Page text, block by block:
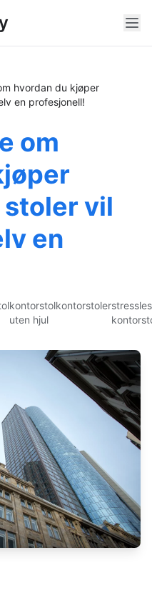
hvordan du kjøper
en profesjonell!
om
vil
en
kontorstol
uten hjul
kontorstoler